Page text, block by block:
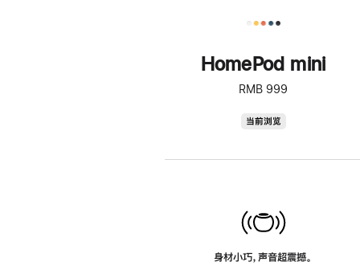
HomePod mini
RMB 999
当前浏览
身材小巧，声音超震撼。